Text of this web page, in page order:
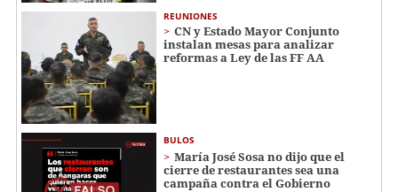
REUNIONES
CN y Estado Mayor Conjunto
instalan mesas para analizar
reformas a Ley de las FF AA
BULOS
María José Sosa no dijo que el
cierre de restaurantes sea una
campaña contra el Gobierno